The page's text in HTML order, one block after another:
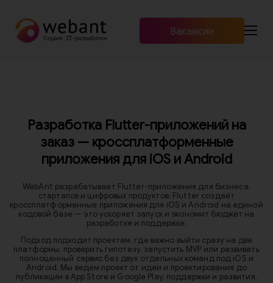
Мероприятия
Вакансии
Разработка Flutter-приложений на
заказ — кроссплатформенные
приложения для iOS и Android
WebAnt разрабатывает Flutter-приложения для бизнеса,
стартапов и цифровых продуктов. Flutter создаёт
кроссплатформенные приложения для iOS и Android на единой
кодовой базе — это ускоряет запуск и экономит бюджет на
разработке и поддержке.
Подход подходит проектам, где важно выйти сразу на две
платформы, проверить гипотезу, запустить MVP или развивать
полноценный сервис без двух отдельных команд под iOS и
Android. Мы ведём проект от идеи и проектирования до
публикации в App Store и Google Play, поддержки и развития.